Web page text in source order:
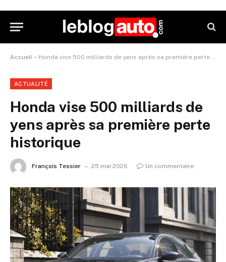
Accueil » Honda vise 500 milliards de yens après sa première perte historique
ACTUALITÉ
Honda vise 500 milliards de
yens après sa première perte
historique
François Tessier 25 mai 2026 Un commentaire